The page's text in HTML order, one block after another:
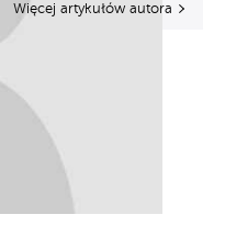
Więcej artykułów autora